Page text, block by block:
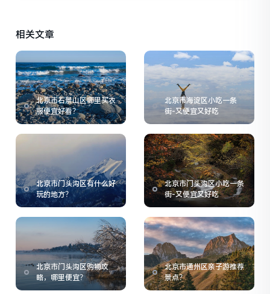
相关文章
北京市石景山区哪里买衣
服便宜好看？
北京市海淀区小吃一条
街-又便宜又好吃
北京市门头沟区有什么好
玩的地方？
北京市门头沟区小吃一条
街-又便宜又好吃
北京市门头沟区购物攻
略，哪里便宜？
北京市通州区亲子游推荐
景点？